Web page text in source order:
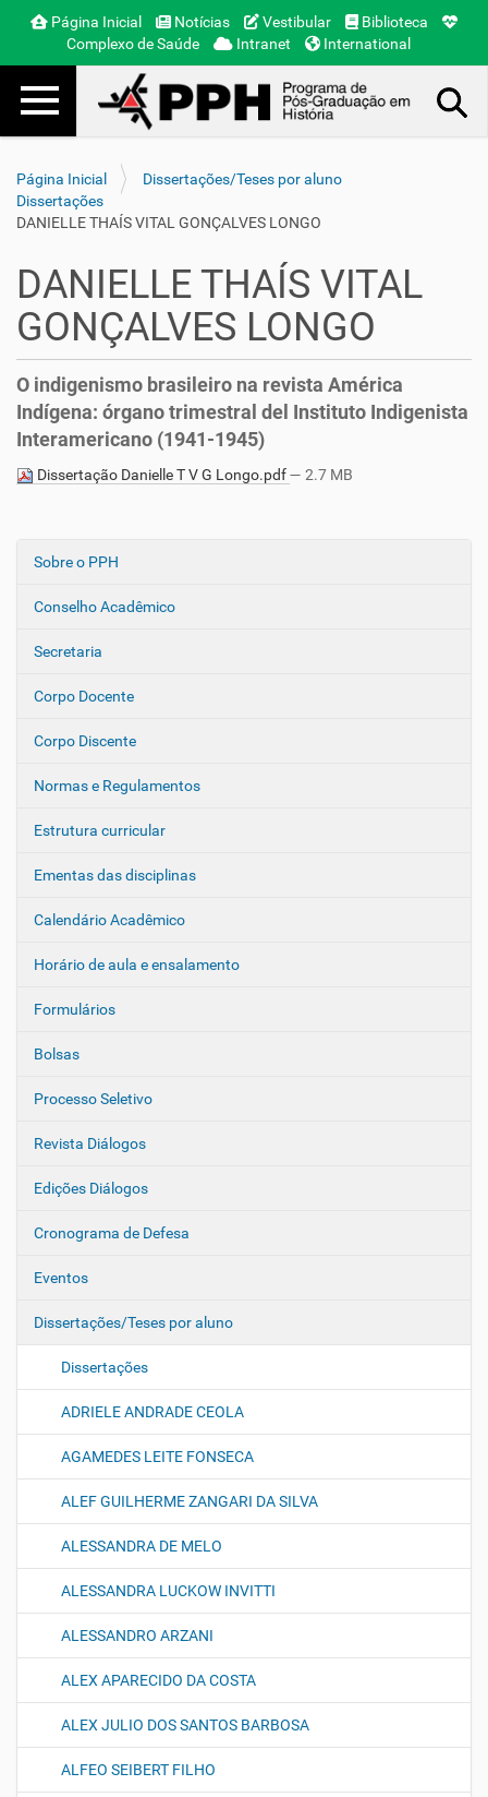
Página Inicial Notícias Vestibular
Biblioteca
Complexo de Saúde
Intranet International
Toggle navigation
Página Inicial
Dissertações/Teses por aluno
Dissertações
DANIELLE THAÍS VITAL GONÇALVES LONGO
N
e
a
ç
o
Sobre o PPH
Conselho Acadêmico
Secretaria
Corpo Docente
Corpo Discente
Normas e Regulamentos
Estrutura curricular
Ementas das disciplinas
Calendário Acadêmico
Horário de aula e ensalamento
Formulários
Bolsas
Processo Seletivo
Revista Diálogos
Edições Diálogos
Cronograma de Defesa
Eventos
Dissertações/Teses por aluno
Dissertações
ADRIELE ANDRADE CEOLA
AGAMEDES LEITE FONSECA
ALEF GUILHERME ZANGARI DA SILVA
ALESSANDRA DE MELO
ALESSANDRA LUCKOW INVITTI
ALESSANDRO ARZANI
ALEX APARECIDO DA COSTA
ALEX JULIO DOS SANTOS BARBOSA
ALFEO SEIBERT FILHO
DANIELLE THAÍS VITAL
GONÇALVES LONGO
O indigenismo brasileiro na revista América
Indígena: órgano trimestral del Instituto Indigenista
Interamericano (1941-1945)
Dissertação Danielle T V G Longo.pdf— 2.7 MB